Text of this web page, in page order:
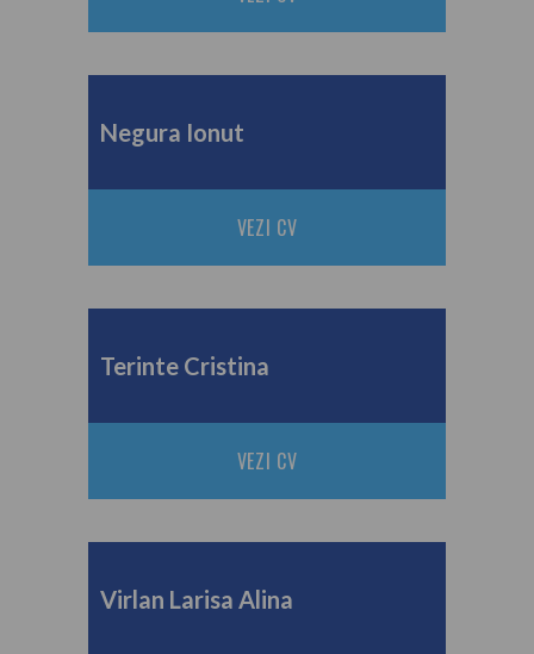
Negura Ionut
VEZI CV
Terinte Cristina
VEZI CV
Virlan Larisa Alina